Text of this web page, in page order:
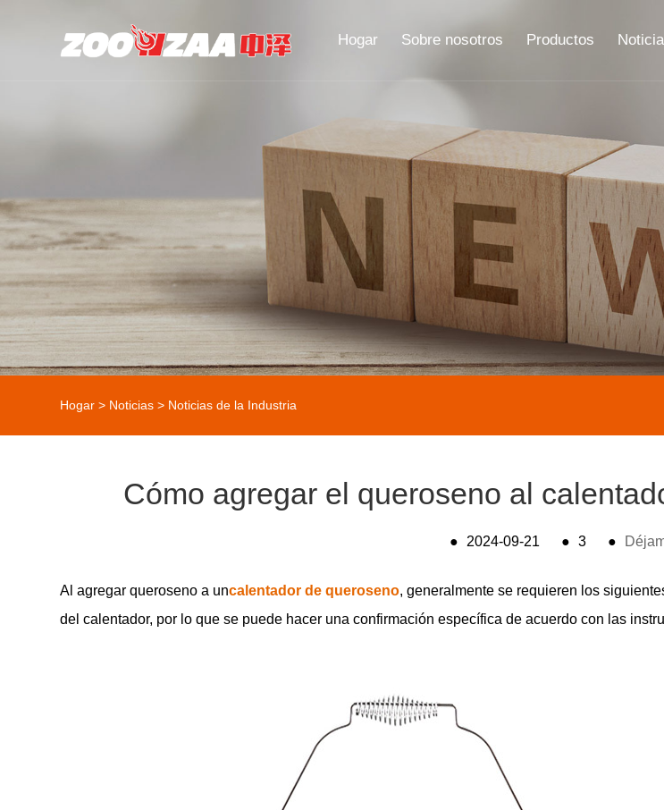
Hogar Sobre nosotros Productos
Hogar > Noticias > Noticias de la Industria
Cómo agregar el queroseno al
● 2024-09-21 ● 3 ●
Al agregar queroseno a uncalentador de queroseno, generalmente se requieren los
del calentador, por lo que se puede hacer una confirmación específica de acuerdo con las